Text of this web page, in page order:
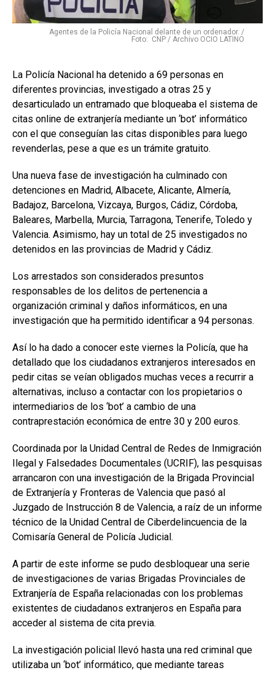
Agentes de la Policía Nacional delante de un ordenador. /
Foto: CNP / Archivo OCIO LATINO
La Policía Nacional ha detenido a 69 personas en
diferentes provincias, investigado a otras 25 y
desarticulado un entramado que bloqueaba el sistema de
citas online de extranjería mediante un ‘bot’ informático
con el que conseguían las citas disponibles para luego
revenderlas, pese a que es un trámite gratuito.
Una nueva fase de investigación ha culminado con
detenciones en Madrid, Albacete, Alicante, Almería,
Badajoz, Barcelona, Vizcaya, Burgos, Cádiz, Córdoba,
Baleares, Marbella, Murcia, Tarragona, Tenerife, Toledo y
Valencia. Asimismo, hay un total de 25 investigados no
detenidos en las provincias de Madrid y Cádiz.
Los arrestados son considerados presuntos
responsables de los delitos de pertenencia a
organización criminal y daños informáticos, en una
investigación que ha permitido identificar a 94 personas.
Así lo ha dado a conocer este viernes la Policía, que ha
detallado que los ciudadanos extranjeros interesados en
pedir citas se veían obligados muchas veces a recurrir a
alternativas, incluso a contactar con los propietarios o
intermediarios de los ‘bot’ a cambio de una
contraprestación económica de entre 30 y 200 euros.
Coordinada por la Unidad Central de Redes de Inmigración
Ilegal y Falsedades Documentales (UCRIF), las pesquisas
arrancaron con una investigación de la Brigada Provincial
de Extranjería y Fronteras de Valencia que pasó al
Juzgado de Instrucción 8 de Valencia, a raíz de un informe
técnico de la Unidad Central de Ciberdelincuencia de la
Comisaría General de Policía Judicial.
A partir de este informe se pudo desbloquear una serie
de investigaciones de varias Brigadas Provinciales de
Extranjería de España relacionadas con los problemas
existentes de ciudadanos extranjeros en España para
acceder al sistema de cita previa.
La investigación policial llevó hasta una red criminal que
utilizaba un ‘bot’ informático, que mediante tareas